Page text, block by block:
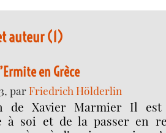
auteur (1)
en Grèce
parFriedrich Hölderlin
de Xavier Marmier Il est
à soi et de la passer en